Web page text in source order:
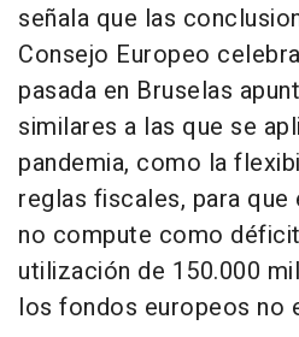
señala que las
Consejo Europeo
pasada en Bruselas
similares a las que se
pandemia, como la
reglas fiscales, para
no compute como
utilización de 150.000
los fondos europeos no